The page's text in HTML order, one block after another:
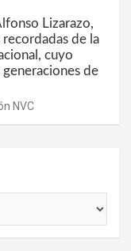
Lizarazo,
recordadas de la
cuyo
generaciones de
NVC